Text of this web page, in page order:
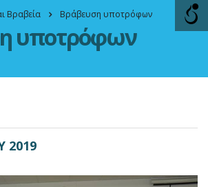
Βραβεία Βράβευση υποτρόφων
υποτρόφων
2019